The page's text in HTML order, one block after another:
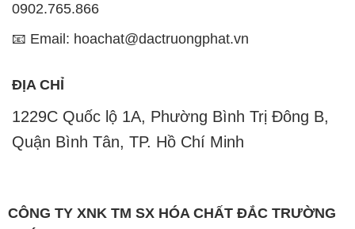
0902.765.866
📧 Email: hoachat@dactruongphat.vn
ĐỊA CHỈ
1229C Quốc lộ 1A, Phường Bình Trị Đông B,
Quận Bình Tân, TP. Hồ Chí Minh
CÔNG TY XNK TM SX HÓA CHẤT ĐẮC TRƯỜNG